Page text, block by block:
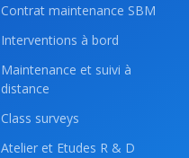
Contrat maintenance SBM
Interventions à bord
Maintenance et suivi à
distance
Class surveys
Atelier et Etudes R & D